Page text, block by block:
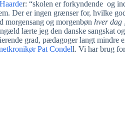
r: “skolen er forkyndende og
Der er ingen grænser for, hvilke
morgensang og morgenbøn hver dag
lærte jeg den danske sangskat
grad, pædagoger langt mindre
Pat Condell. Vi har brug